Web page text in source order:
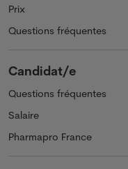
Prix
Questions fréquentes
Candidat/e
Questions fréquentes
Salaire
Pharmapro France